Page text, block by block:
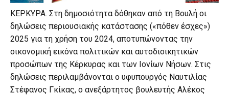
ΚΕΡΚΥΡΑ. Στη δημοσιότητα δόθηκαν από τη Βουλή οι
δηλώσεις περιουσιακής κατάστασης («πόθεν έσχες»)
2025 για τη χρήση του 2024, αποτυπώνοντας την
οικονομική εικόνα πολιτικών και αυτοδιοικητικών
προσώπων της Κέρκυρας και των Ιονίων Νήσων. Στις
δηλώσεις περιλαμβάνονται ο υφυπουργός Ναυτιλίας
Στέφανος Γκίκας, ο ανεξάρτητος βουλευτής Αλέκος